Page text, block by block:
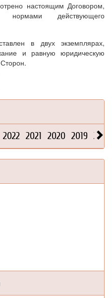
настоящим Договором,
нормами действующего
в двух экземплярах,
и равную юридическую
2022 2021 2020 2019 2018